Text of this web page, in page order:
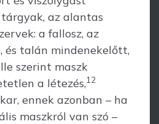
az alantas
a fallosz, az
és talán mindenekelőtt,
szerint maszk
a létezés,12
ennek azonban – ha
maszkról van szó –